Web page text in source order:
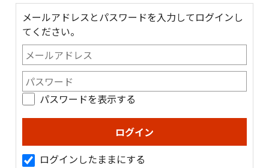
メールアドレスとパスワードを入力してログインし
てください。
パスワードを表示する
ログインしたままにする